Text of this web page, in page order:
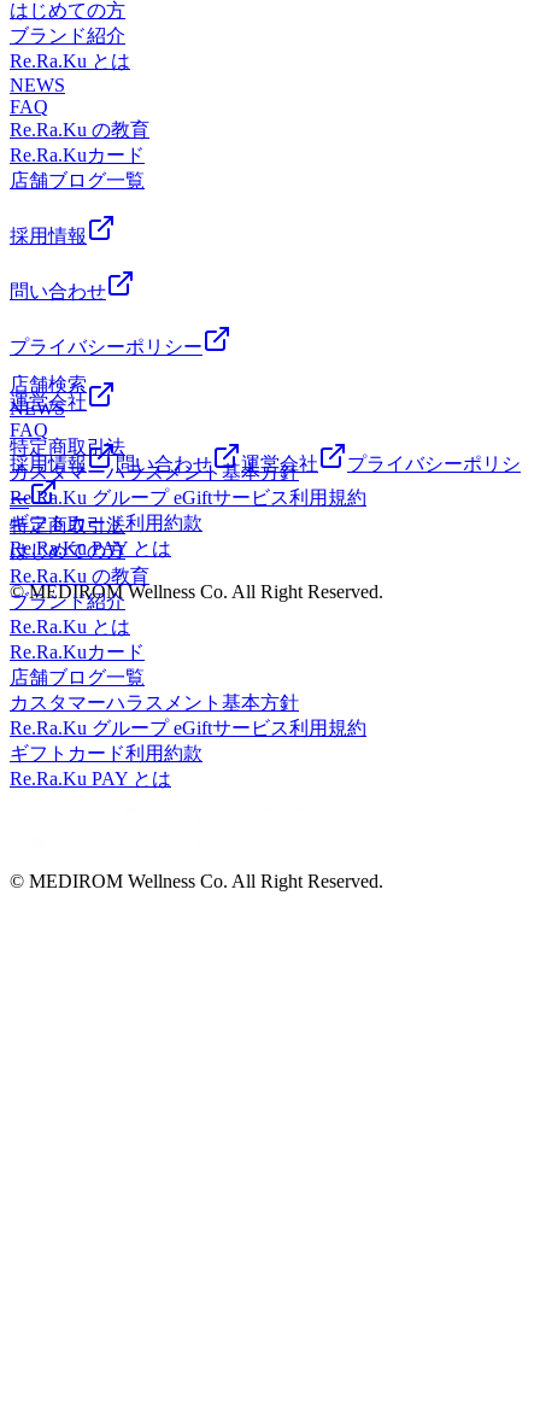
ご案内出来る場合があります。お気軽にお問い合わせくださ
い^^ ・.。・.。・.。・.。・*.。・。
*.。・。・.。・.。・.。・.。・*.。・。 マッサージファンに
大人気♪話題の肩甲骨はがしで肩・首スッキリ♪ 〈営業時
間〉平 日:11時00分～21時(20時30分最終受付)土日祝:10時00
分～21時(20時30分最終受付) 〈住所〉埼玉県所沢市小手指町
1丁目5番 小手指タワーズ エバースカイタワー 2階 202-1区画
〈アクセス〉西武池袋線小手指駅から徒歩1分 所沢駅・秋津
駅・入間市駅からもアクセス◎池袋駅からも乗り換えなしで
しの場合→改札を出たら右折し北口方面に進みます。階段を
下りずにロータリーを直進すると正面にあるビルの2階に当
店がございます。※オンラインで△や×と表示されていても
ご案内出来る場合があります。お気軽にお問い合わせくださ
い^^ ・.。・.。・.。・.。・*.。・。
ご案内可能な時間がございますスタッフ一同お待ちしており
ます♪・.。・.。・.。・.。・*.。・。・.。・.。・.。・.。・
*.。・。・.。・.。・.。・.。・*.。・。 マッサージファンに
大人気♪話題の肩甲骨はがしで肩・首スッキリ♪ 〈営業時
間〉平 日:11時00分～21時(20時30分最終受付)土日祝:10時00
分～21時(20時30分最終受付) 〈住所〉埼玉県所沢市小手指町
1丁目5番 小手指タワーズ エバースカイタワー 2階 202-1区画
〈アクセス〉西武池袋線小手指駅から徒歩1分 所沢駅・秋津
駅・入間市駅からもアクセス◎池袋駅からも乗り換えなしで
ご利用いただけます♪◆西武池袋線小手指駅から徒歩でお越
しの場合→改札を出たら右折し北口方面に進みます。階段を
下りずにロータリーを直進すると正面にあるビルの2階に当
ご案内出来る場合があります。お気軽にお問い合わせくださ
い^^ ・.。・.。・.。・.。・*.。・。
いますスタッフ一同お待ちしております
♪・.。・.。・.。・.。・*.。・。・.。・.。・.。・.。・
*.。・。・.。・.。・.。・.。・*.。・。 マッサージファンに
大人気♪話題の肩甲骨はがしで肩・首スッキリ♪ 〈営業時
間〉平 日:11時00分～21時(20時30分最終受付)土日祝:10時00
分～21時(20時30分最終受付) 〈住所〉埼玉県所沢市小手指町
1丁目5番 小手指タワーズ エバースカイタワー 2階 202-1区画
〈アクセス〉西武池袋線小手指駅から徒歩1分 所沢駅・秋津
ご利用いただけます♪◆西武池袋線小手指駅から徒歩でお越
下りずにロータリーを直進すると正面にあるビルの2階に当
ご案内出来る場合があります。お気軽にお問い合わせくださ
い^^ ・.。・.。・.。・.。・*.。・。
はじめての方
ブランド紹介
Re.Ra.Ku とは
NEWS
FAQ
Re.Ra.Ku の教育
Re.Ra.Kuカード
店舗ブログ一覧
採用情報
問い合わせ
プライバシーポリシー
運営会社
特定商取引法
カスタマーハラスメント基本方針
Re.Ra.Ku グループ eGiftサービス利用規約
ギフトカード利用約款
Re.Ra.Ku PAY とは
© MEDIROM Wellness Co. All Right Reserved.
店舗検索
NEWS
FAQ
採用情報
問い合わせ 運営会社
プライバシーポリシ
ー
特定商取引法
はじめての方
Re.Ra.Ku の教育
ブランド紹介
Re.Ra.Ku とは
Re.Ra.Kuカード
店舗ブログ一覧
カスタマーハラスメント基本方針
Re.Ra.Ku グループ eGiftサービス利用規約
ギフトカード利用約款
Re.Ra.Ku PAY とは
© MEDIROM Wellness Co. All Right Reserved.